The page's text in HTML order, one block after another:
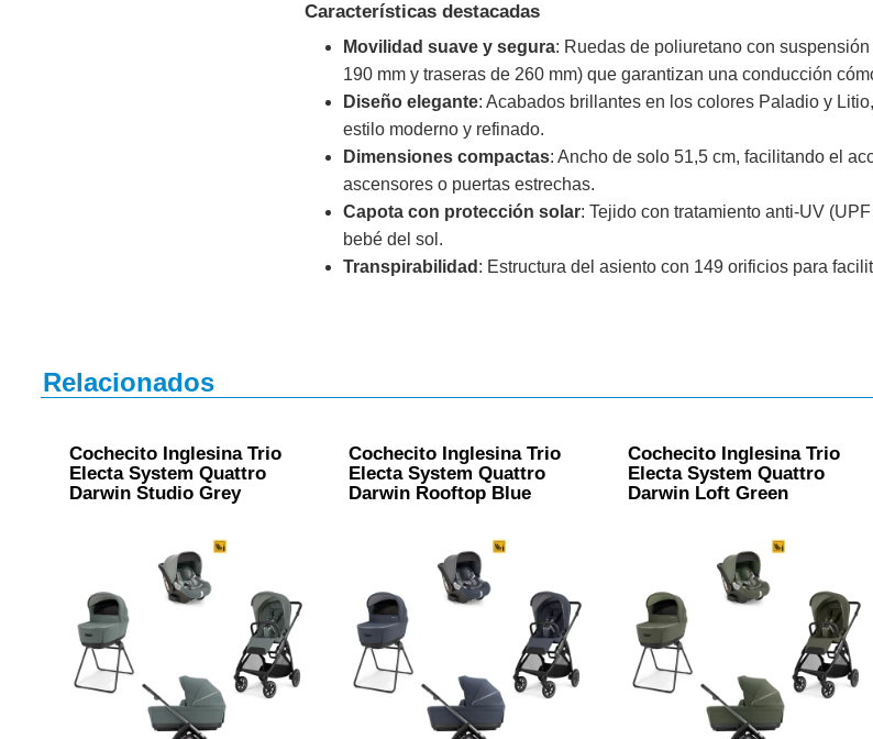
Características destacadas
Movilidad suave y segura: Ruedas de poliuretano con
190 mm y traseras de 260 mm) que garantizan una conducción
Diseño elegante: Acabados brillantes en los colores Paladio y
estilo moderno y refinado.
Dimensiones compactas: Ancho de solo 51,5 cm, facilitando el
ascensores o puertas estrechas.
Capota con protección solar: Tejido con tratamiento anti-UV
bebé del sol.
Transpirabilidad : Estructura del asiento con 149 orificios para
Relacionados
Cochecito Inglesina Trio
Electa System Quattro
Darwin Studio Grey
Cochecito Inglesina Trio
Electa System Quattro
Darwin Rooftop Blue
Cochecito Inglesina Trio
Electa System Quattro
Darwin Loft Green